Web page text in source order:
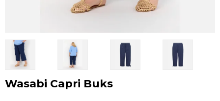
Wasabi Capri Buks